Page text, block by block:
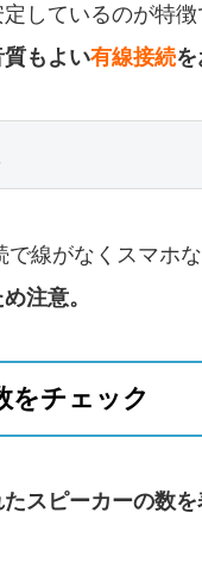
しているのが特徴
もよい有線接続
線がなくスマホ
注意。
をチェック
スピーカーの数